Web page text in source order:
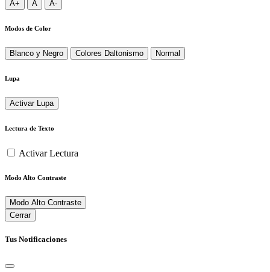
A+ A A-
Modos de Color
Blanco y Negro Colores Daltonismo Normal
Lupa
Activar Lupa
Lectura de Texto
Activar Lectura
Modo Alto Contraste
Modo Alto Contraste
Cerrar
Tus Notificaciones